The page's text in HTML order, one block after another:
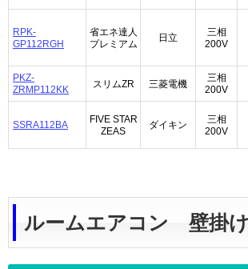
RPK-
GP112RGH
省エネ達人
プレミアム
日立
三相
200V
PKZ-
ZRMP112KK
スリムZR 三菱電機
三相
200V
SSRA112BA
FIVE STAR
ZEAS
ダイキン
三相
200V
ルームエアコン 壁掛け